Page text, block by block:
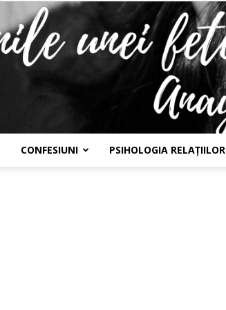
CONFESIUNI PSIHOLOGIA RELAȚIILOR